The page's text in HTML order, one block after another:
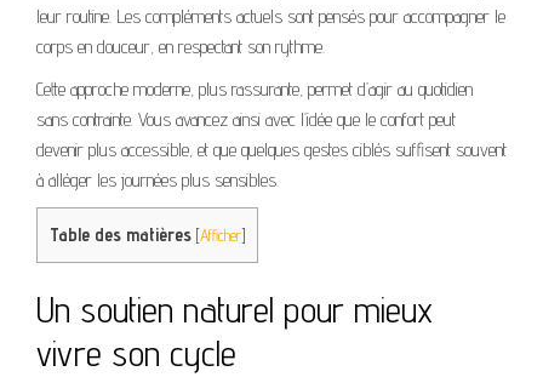
leur routine. Les compléments actuels sont pensés pour accompagner le
corps en douceur, en respectant son rythme.
Cette approche moderne, plus rassurante, permet d’agir au quotidien
sans contrainte. Vous avancez ainsi avec l’idée que le confort peut
devenir plus accessible, et que quelques gestes ciblés suffisent souvent
à alléger les journées plus sensibles.
Table des matières [Afficher]
Un soutien naturel pour mieux
vivre son cycle